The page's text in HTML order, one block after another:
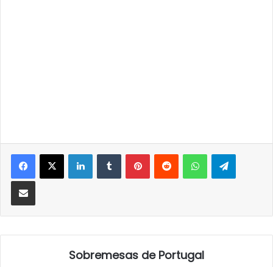
LinkedInTumblrPinterestReddit WhatsApp
Partilhar Via Email
Sobremesas de Portugal